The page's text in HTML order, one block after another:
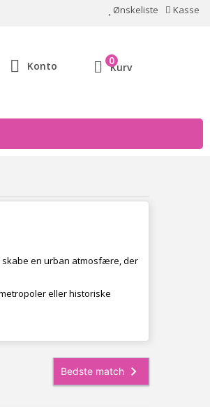
Ønskeliste Kasse
Konto Kurv
0
skabe en urban atmosfære, der
eller historiske